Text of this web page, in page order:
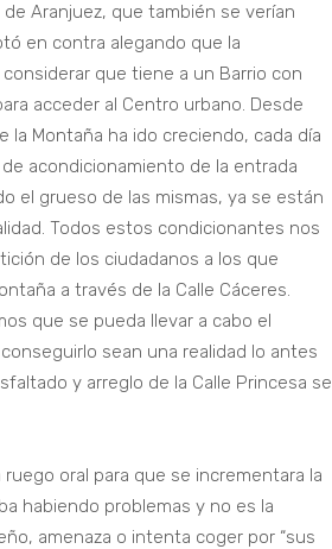
Aranjuez, que también se verían
en contra alegando que la
que tiene a un Barrio con
acceder al Centro urbano. Desde
la Montaña ha ido creciendo, cada día
acondicionamiento de la entrada
el grueso de las mismas, ya se están
Todos estos condicionantes nos
de los ciudadanos a los que
a través de la Calle Cáceres.
que se pueda llevar a cabo el
sean una realidad lo antes
y arreglo de la Calle Princesa se
oral para que se incrementara la
habiendo problemas y no es la
amenaza o intenta coger por “sus